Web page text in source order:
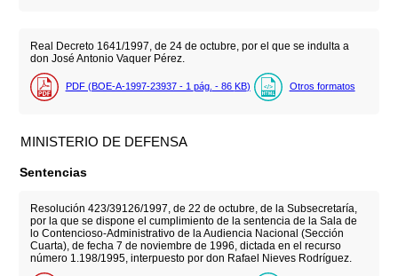
Real Decreto 1641/1997, de 24 de octubre, por el que se indulta a
don José Antonio Vaquer Pérez.
PDF (BOE-A-1997-23937 - 1 pág. - 86 KB) Otros formatos
MINISTERIO DE DEFENSA
Sentencias
Resolución 423/39126/1997, de 22 de octubre, de la Subsecretaría,
por la que se dispone el cumplimiento de la sentencia de la Sala de
lo Contencioso-Administrativo de la Audiencia Nacional (Sección
Cuarta), de fecha 7 de noviembre de 1996, dictada en el recurso
número 1.198/1995, interpuesto por don Rafael Nieves Rodríguez.